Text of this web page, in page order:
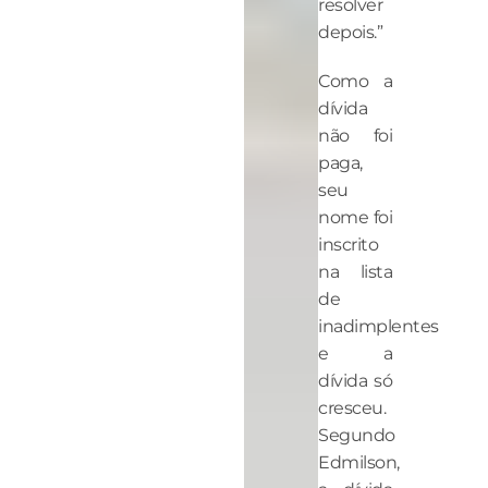
resolver
depois.”
Como a
dívida
não foi
paga,
seu
nome foi
inscrito
na lista
de
inadimplentes
e a
dívida só
cresceu.
Segundo
Edmilson,